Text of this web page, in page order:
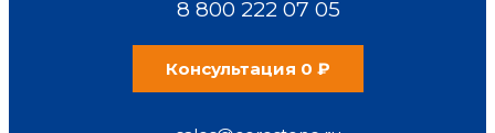
8 800 222 07 05
Консультация 0 ₽